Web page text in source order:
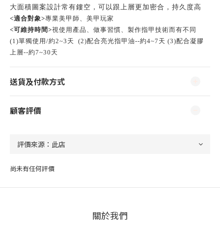
大面積圖案設計常有鏤空，可以跟上層更加密合，持久度高
<適合對象>專業美甲師、美甲玩家
<可維持時間>視使用產品、做事習慣、製作指甲技術而有不同
(1)單獨使用/約2~3天 (2)配合亮光指甲油--約4~7天 (3)配合凝膠
上層--約7~30天
送貨及付款方式
顧客評價
尚未有任何評價
關於我們